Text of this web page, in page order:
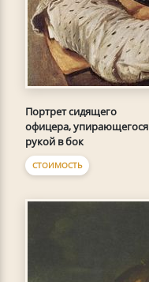
Портрет сидящего
офицера, упирающегося
рукой в бок
СТОИМОСТЬ